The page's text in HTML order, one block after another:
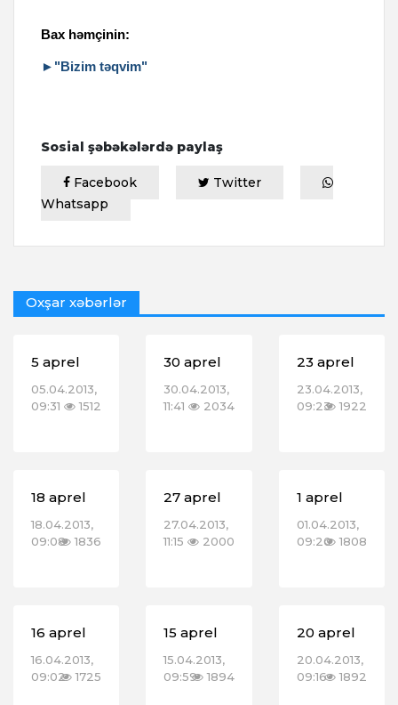
Bax həmçinin:
►"Bizim təqvim"
Sosial şəbəkələrdə paylaş
Facebook
Twitter
Whatsapp
Oxşar xəbərlər
5 aprel
05.04.2013,
09:31
1512
30 aprel
30.04.2013,
11:41
2034
23 aprel
23.04.2013,
09:23 1922
18 aprel
18.04.2013,
09:08 1836
27 aprel
27.04.2013,
11:15
2000
1 aprel
01.04.2013,
09:20 1808
16 aprel
16.04.2013,
09:02
1725
15 aprel
15.04.2013,
09:59 1894
20 aprel
20.04.2013,
09:16
1892